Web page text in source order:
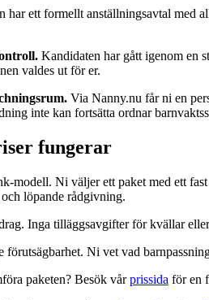
har ett formellt anställningsavtal med
Kandidaten har gått igenom en
valdes ut för er.
Via Nanny.nu får ni en
inte kan fortsätta ordnar
fungerar
modell. Ni väljer ett paket med ett
löpande rådgivning.
Inga tilläggsavgifter för kvällar
Ni vet vad
paketen? Besök vårprissida för en